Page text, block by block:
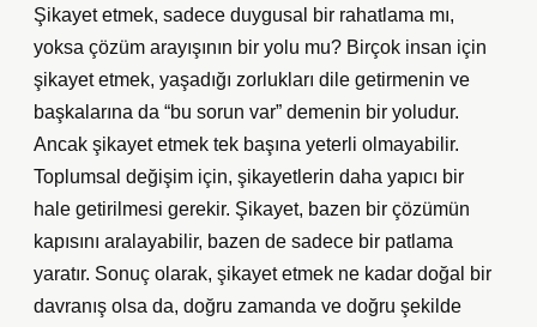
Şikayet etmek, sadece duygusal bir rahatlama mı,
yoksa çözüm arayışının bir yolu mu? Birçok insan için
şikayet etmek, yaşadığı zorlukları dile getirmenin ve
başkalarına da “bu sorun var” demenin bir yoludur.
Ancak şikayet etmek tek başına yeterli olmayabilir.
Toplumsal değişim için, şikayetlerin daha yapıcı bir
hale getirilmesi gerekir. Şikayet, bazen bir çözümün
kapısını aralayabilir, bazen de sadece bir patlama
yaratır. Sonuç olarak, şikayet etmek ne kadar doğal bir
davranış olsa da, doğru zamanda ve doğru şekilde